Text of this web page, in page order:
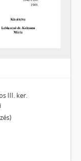
III. ker.